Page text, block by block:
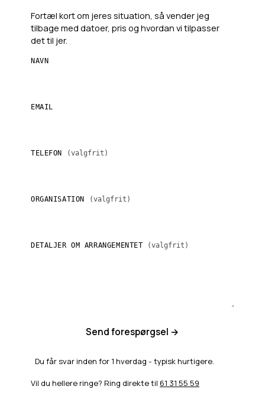
Fortæl kort om jeres situation, så vender jeg
tilbage med datoer, pris og hvordan vi tilpasser
det til jer.
NAVN
EMAIL
TELEFON (valgfrit)
ORGANISATION (valgfrit)
DETALJER OM ARRANGEMENTET (valgfrit)
Send forespørgsel →
Du får svar inden for 1 hverdag - typisk hurtigere.
Vil du hellere ringe? Ring direkte til 61 31 55 59